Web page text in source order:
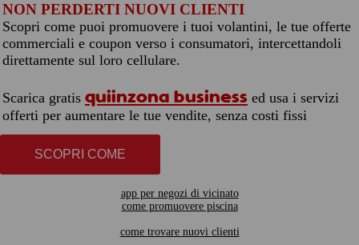
NON PERDERTI NUOVI CLIENTI
Scopri come puoi promuovere i tuoi volantini, le tue offerte
commerciali e coupon verso i consumatori, intercettandoli
direttamente sul loro cellulare.
Scarica gratis quiinzona business ed usa i servizi
offerti per aumentare le tue vendite, senza costi fissi
SCOPRI COME
app per negozi di vicinato
come promuovere piscina
come trovare nuovi clienti